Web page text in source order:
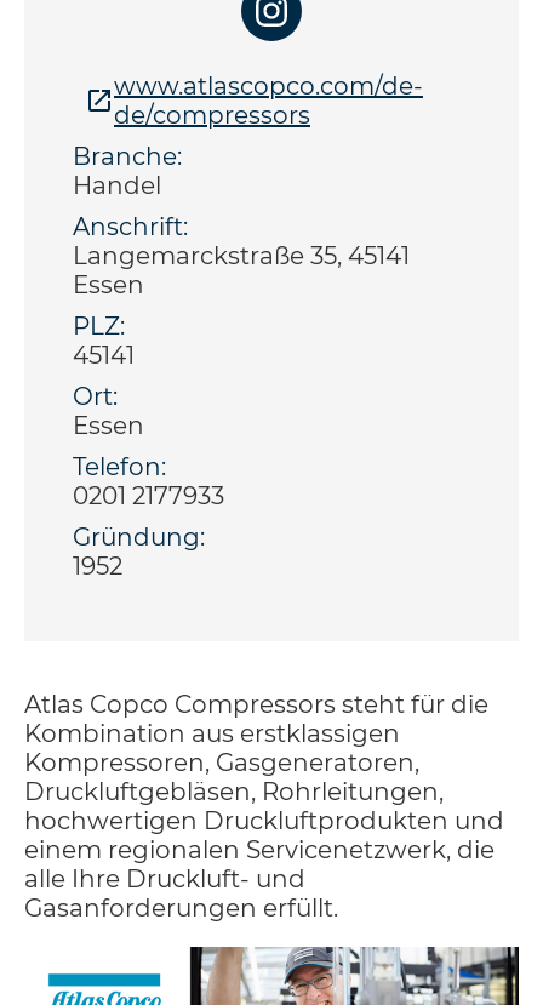
Atlas Copco Compressors steht für die
Kombination aus erstklassigen
Kompressoren, Gasgeneratoren,
Druckluftgebläsen, Rohrleitungen,
hochwertigen Druckluftprodukten und
einem regionalen Servicenetzwerk, die
alle Ihre Druckluft- und
Gasanforderungen erfüllt.
www.atlascopco.com/de-
de/compressors
Branche:
Handel
Anschrift:
Langemarckstraße 35, 45141
Essen
PLZ:
45141
Ort:
Essen
Telefon:
0201 2177933
Gründung:
1952